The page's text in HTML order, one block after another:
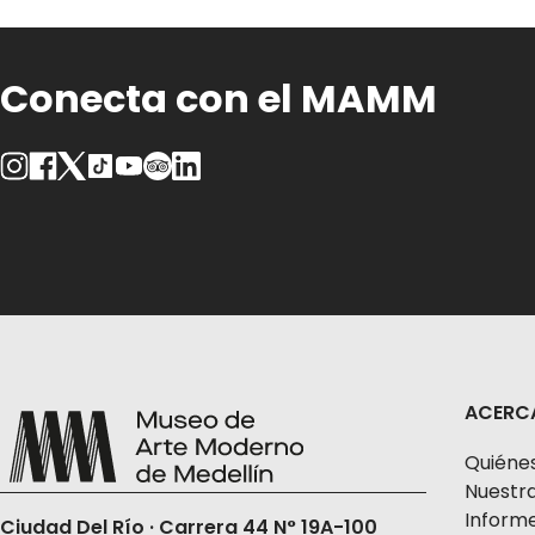
Conecta con el MAMM
Ciudad Del Río · Carrera 44 N° 19A-100